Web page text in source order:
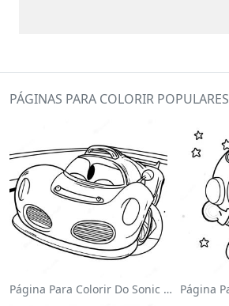
PÁGINAS PARA COLORIR POPULARES
Página Para Colorir Do Sonic Velocista